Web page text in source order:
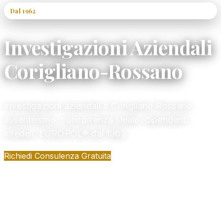
Dal 1962
Investigazioni Aziendali
Corigliano-Rossano
Richiedi Consulenza Gratuita